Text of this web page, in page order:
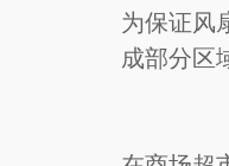
为保证风
成部分区